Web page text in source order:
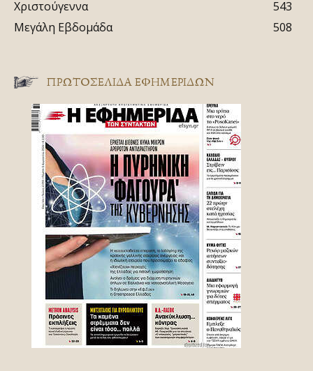
Χριστούγεννα
543
Μεγάλη Εβδομάδα
508
ΠΡΩΤΟΣΈΛΙΔΑ ΕΦΗΜΕΡΊΔΩΝ